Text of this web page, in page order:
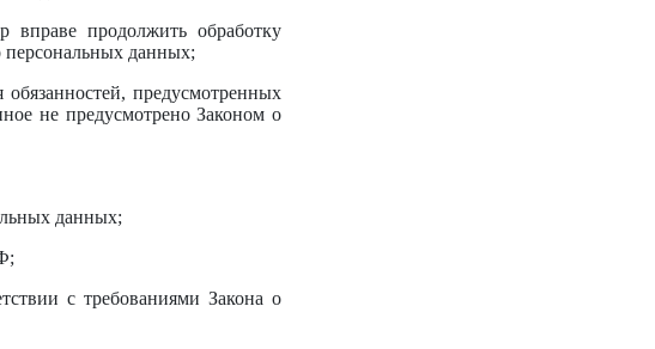
вправе продолжить обработку
персональных данных;
предусмотренных
не предусмотрено Законом о
данных;
с требованиями Закона о